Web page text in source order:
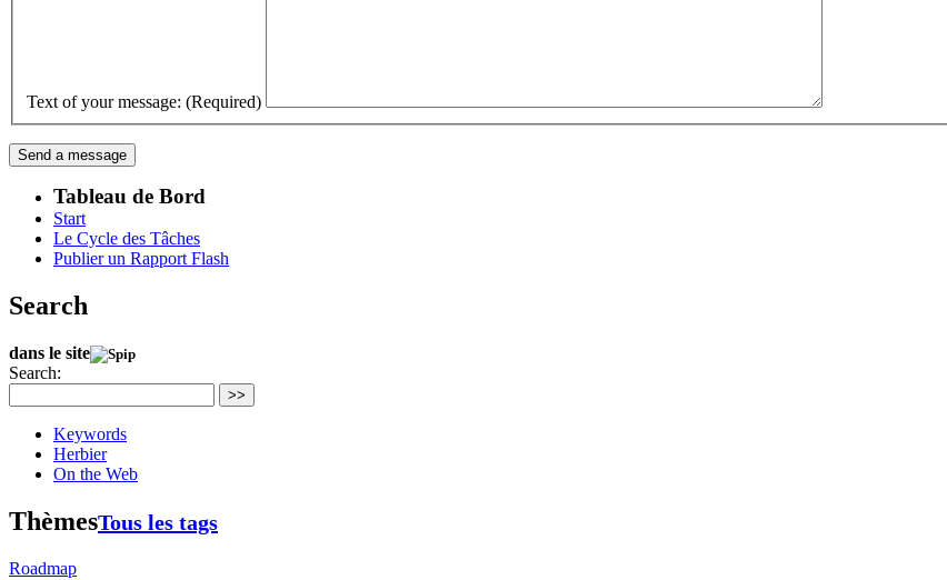
Text of your message: (Required)
Tableau de Bord
Start
Le Cycle des Tâches
Publier un Rapport Flash
Search
dans le site
Search:
>>
Keywords
Herbier
On the Web
ThèmesTous les tags
Roadmap